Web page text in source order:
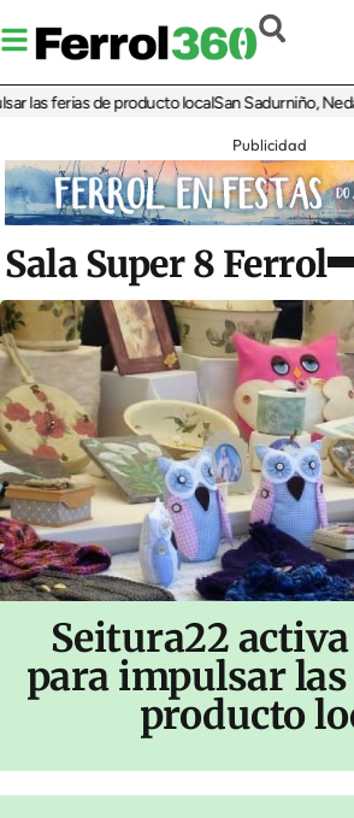
ferias de producto localSan Sadurniño, Neda,
Publicidad
Sala Super 8 Ferrol
Seitura22
para impulsar
producto